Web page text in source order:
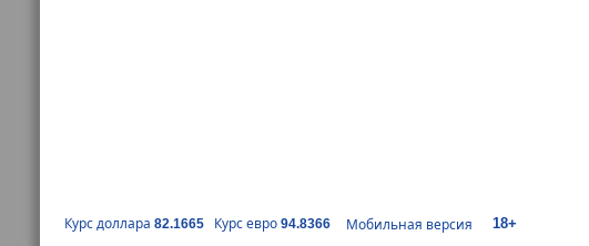
Курс доллара 82.1665 Курс евро 94.8366 Мобильная версия 18+